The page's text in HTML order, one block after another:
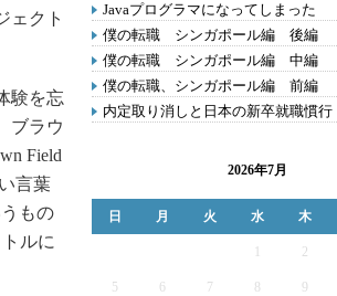
ェクト
験を忘
ブラウ
Field
言葉
もの
ルに
Javaプログラマになってしまった
僕の転職 シンガポール編 後編
僕の転職 シンガポール編 中編
僕の転職、シンガポール編 前編
内定取り消しと日本の新卒就職慣行
2026年7月
日 月 火 水 木
2
5 6 7 9